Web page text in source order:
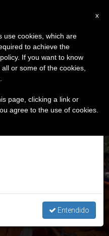
Progressio’
×
haremos la pausa
el periodo de verano
y también el
Entendido
x
use cookies, which are
to achieve the
If you want to know
or some of the cookies,
page, clicking a link or
agree to the use of cookies.